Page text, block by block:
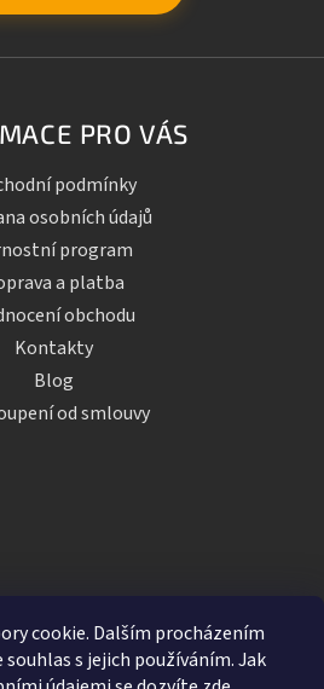
cookie. Dalším procházením
s jejich používáním. Jak
PRO VÁS
podmínky
osobních údajů
program
a platba
obchodu
Kontakty
Blog
od smlouvy